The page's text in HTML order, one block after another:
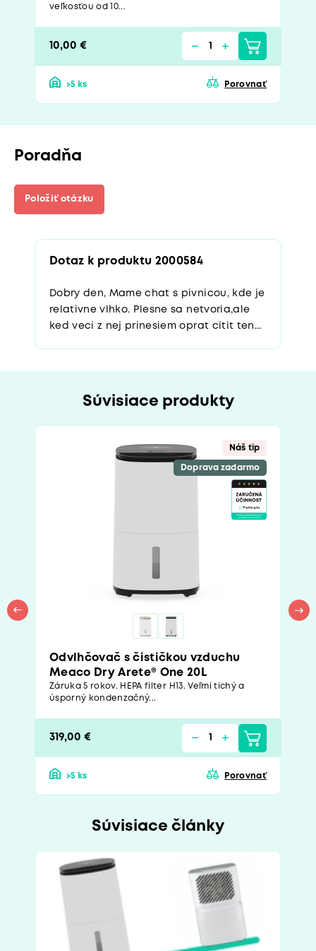
veľkosťou od 10...
10,00 €
>5 ks Porovnať
Poradňa
Položiť otázku
Dotaz k produktu 2000584
Dobry den, Mame chat s pivnicou, kde je
relativne vlhko. Plesne sa netvoria,ale
ked veci z nej prinesiem oprat citit ten...
Súvisiace produkty
Náš tip
Doprava zadarmo
Odvlhčovač s čističkou vzduchu
Meaco Dry Arete® One 20L
Záruka 5 rokov. HEPA filter H13. Veľmi tichý a
úsporný kondenzačný...
319,00 €
>5 ks Porovnať
Súvisiace články